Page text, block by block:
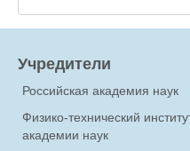
Учредители
Российская академия наук
Физико-технический
академии наук